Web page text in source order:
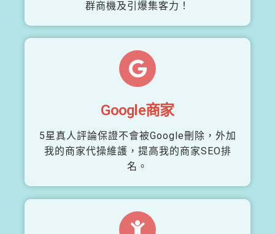
群商機及引爆集客力！
Google商家
5星真人評論保證不會被Google刪除，外加
我的商家代操維護，提高我的商家SEO排
名。